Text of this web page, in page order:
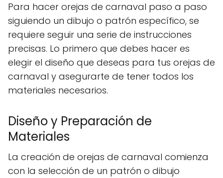
Para hacer orejas de carnaval paso a paso
siguiendo un dibujo o patrón específico, se
requiere seguir una serie de instrucciones
precisas. Lo primero que debes hacer es
elegir el diseño que deseas para tus orejas de
carnaval y asegurarte de tener todos los
materiales necesarios.
Diseño y Preparación de
Materiales
La creación de orejas de carnaval comienza
con la selección de un patrón o dibujo